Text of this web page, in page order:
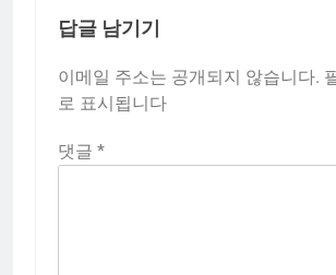
답글 남기기
이메일 주소는 공개되지 않습니다.
로 표시됩니다
댓글 *